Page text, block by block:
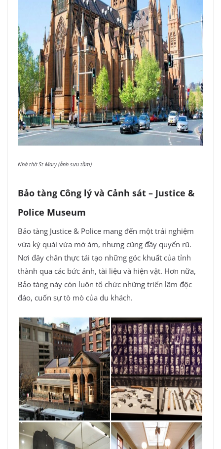
Nhà thờ St Mary (ảnh sưu tầm)
Bảo tàng Công lý và Cảnh sát – Justice &
Police Museum
Bảo tàng Justice & Police mang đến một trải nghiệm
vừa kỳ quái vừa mờ ám, nhưng cũng đầy quyến rũ.
Nơi đây chân thực tái tạo những góc khuất của tỉnh
thành qua các bức ảnh, tài liệu và hiện vật. Hơn nữa,
Bảo tàng này còn luôn tổ chức những triển lãm độc
đáo, cuốn sự tò mò của du khách.